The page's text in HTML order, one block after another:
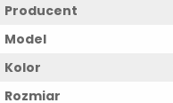
Producent
Model
Kolor
Rozmiar